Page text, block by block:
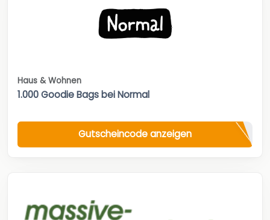
Haus & Wohnen
1.000 Goodie Bags bei Normal
Gutscheincode anzeigen